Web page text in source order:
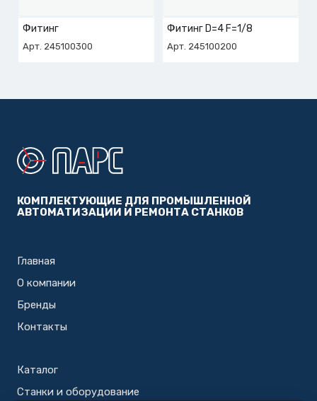
Фитинг
Арт. 245100300
Фитинг D=4 F=1/8
Арт. 245100200
КОМПЛЕКТУЮЩИЕ ДЛЯ ПРОМЫШЛЕННОЙ
АВТОМАТИЗАЦИИ И РЕМОНТА СТАНКОВ
Главная
О компании
Бренды
Контакты
Каталог
Станки и оборудование